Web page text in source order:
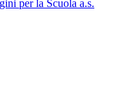
per la Scuola a.s.